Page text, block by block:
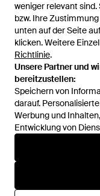
weniger relevant
bzw. Ihre
unten auf der Seite
klicken. Weitere
Richtlinie.
Unsere Partner und
bereitzustellen:
Speichern von
darauf.
Werbung und
Entwicklung von
weniger relevant
bzw. Ihre
unten auf der Seite
klicken. Weitere
Richtlinie.
Unsere Partner und
bereitzustellen:
Speichern von
darauf.
Werbung und
Entwicklung von
Satorisan
Mehr anzeigen
International
Hilfe und